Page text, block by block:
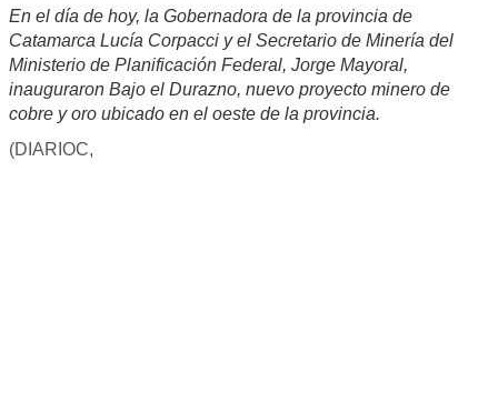
En el día de hoy, la Gobernadora de la provincia de
Catamarca Lucía Corpacci y el Secretario de Minería del
Ministerio de Planificación Federal, Jorge Mayoral,
inauguraron Bajo el Durazno, nuevo proyecto minero de
cobre y oro ubicado en el oeste de la provincia.
(DIARIOC,